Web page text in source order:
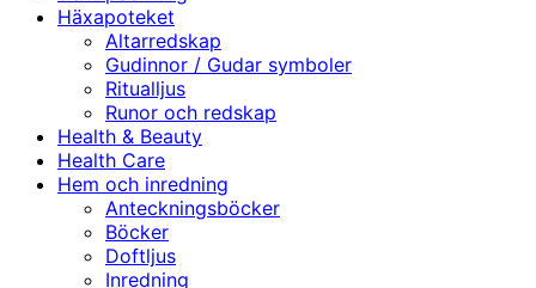
Häxapoteket
Altarredskap
Gudinnor / Gudar symboler
Ritualljus
Runor och redskap
Health & Beauty
Health Care
Hem och inredning
Anteckningsböcker
Böcker
Doftljus
Inredning